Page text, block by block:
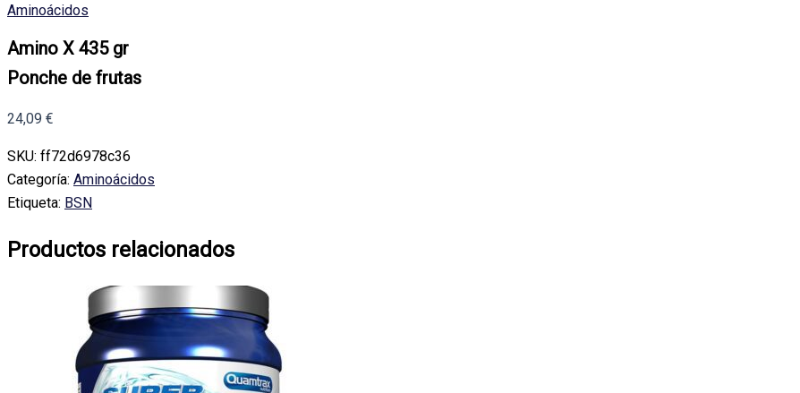
Aminoácidos
Amino X 435 gr
Ponche de frutas
24,09 €
SKU: ff72d6978c36
Categoría: Aminoácidos
Etiqueta: BSN
Productos relacionados